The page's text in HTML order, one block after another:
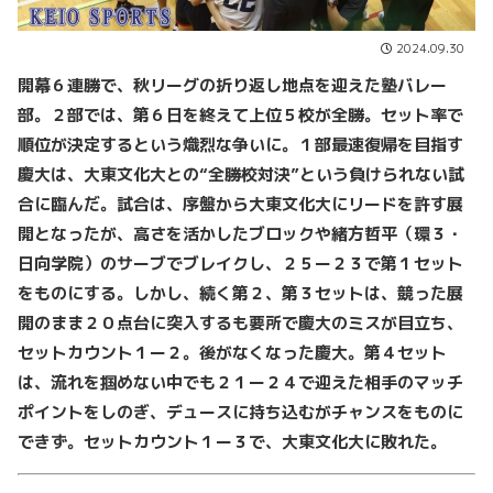
2024.09.30
開幕６連勝で、秋リーグの折り返し地点を迎えた塾バレー
部。２部では、第６日を終えて上位５校が全勝。セット率で
順位が決定するという熾烈な争いに。１部最速復帰を目指す
慶大は、大東文化大との“全勝校対決”という負けられない試
合に臨んだ。試合は、序盤から大東文化大にリードを許す展
開となったが、高さを活かしたブロックや緒方哲平（環３・
日向学院）のサーブでブレイクし、２５ー２３で第１セット
をものにする。しかし、続く第２、第３セットは、競った展
開のまま２０点台に突入するも要所で慶大のミスが目立ち、
セットカウント１ー２。後がなくなった慶大。第４セット
は、流れを掴めない中でも２１ー２４で迎えた相手のマッチ
ポイントをしのぎ、デュースに持ち込むがチャンスをものに
できず。セットカウント１ー３で、大東文化大に敗れた。